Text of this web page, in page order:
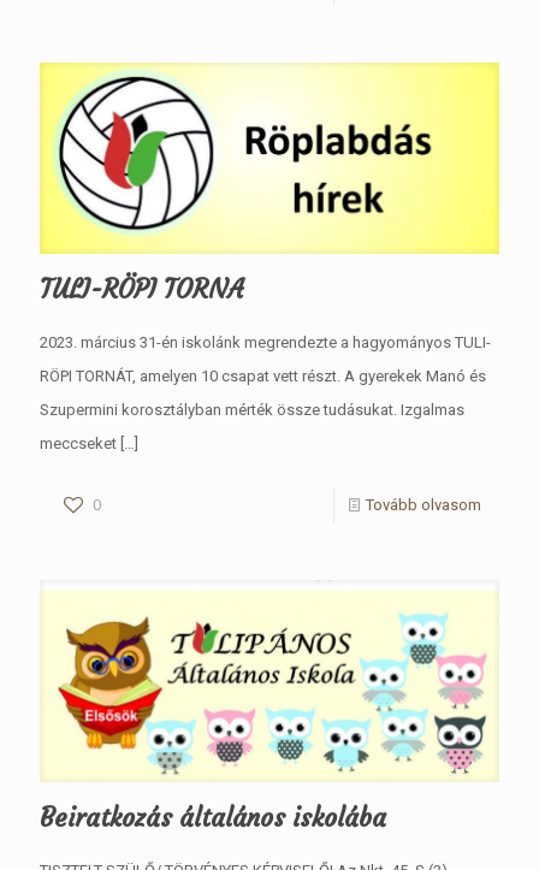
TULI-RÖPI TORNA
2023. március 31-én iskolánk megrendezte a hagyományos TULI-
RÖPI TORNÁT, amelyen 10 csapat vett részt. A gyerekek Manó és
Szupermini korosztályban mérték össze tudásukat. Izgalmas
meccseket […]
0 Tovább olvasom
Beiratkozás általános iskolába